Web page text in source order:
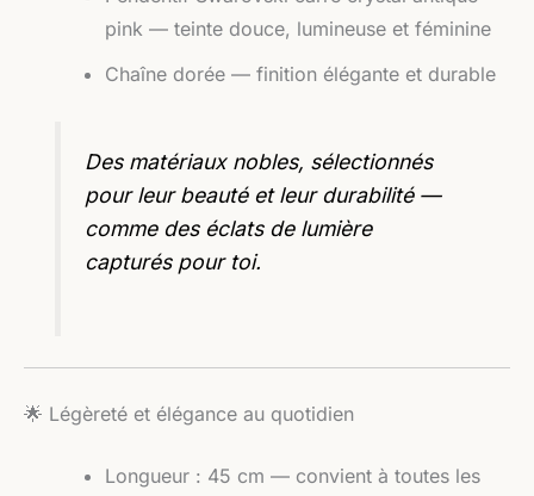
pink — teinte douce, lumineuse et féminine
Chaîne dorée — finition élégante et durable
Des matériaux nobles, sélectionnés
pour leur beauté et leur durabilité —
comme des éclats de lumière
capturés pour toi.
🌟 Légèreté et élégance au quotidien
Longueur : 45 cm — convient à toutes les